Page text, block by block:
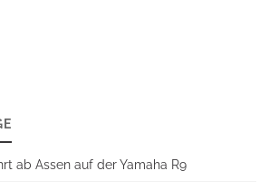
ab Assen auf der Yamaha R9